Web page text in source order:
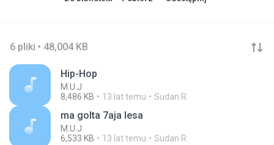
6 pliki • 48,004 KB
Hip-Hop
M.U.J
8,486 KB
13 lat temu Sudan R.
ma golta 7aja lesa
M.U.J
6,533 KB
13 lat temu Sudan R.